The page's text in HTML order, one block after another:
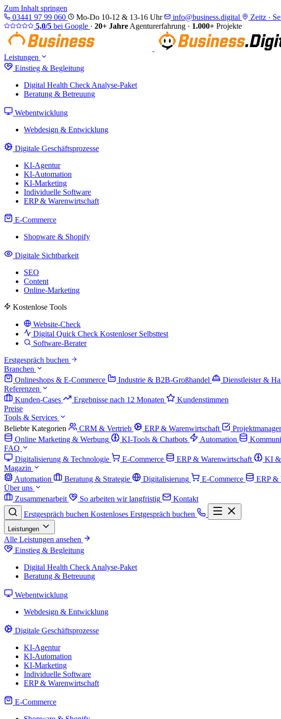
Zum Inhalt springen
03441 97 99 060
Mo-Do 10-12 & 13-16 Uhr info@business.digital
Zeitz ·
5,0/5 bei Google · 20+ Jahre Agenturerfahrung · 1.000+ Projekte
Leistungen
Einstieg & Begleitung
Digital Health Check Analyse-Paket
Beratung & Betreuung
Webentwicklung
Webdesign & Entwicklung
Digitale Geschäftsprozesse
KI-Agentur
KI-Automation
KI-Marketing
Individuelle Software
ERP & Warenwirtschaft
E-Commerce
Shopware & Shopify
Digitale Sichtbarkeit
SEO
Content
Online-Marketing
Kostenlose Tools
Website-Check
Digital Quick Check Kostenloser Selbsttest
Software-Berater
Erstgespräch buchen
Branchen
Onlineshops & E-Commerce
Industrie & B2B-Großhandel Dienstleister &
Referenzen
Kunden-Cases
Ergebnisse nach 12 Monaten
Kundenstimmen
Preise
Tools & Services
Beliebte Kategorien
CRM & Vertrieb ERP & Warenwirtschaft
Online Marketing & Werbung
KI-Tools & Chatbots Automation
FAQ
Digitalisierung & Technologie
E-Commerce ERP & Warenwirtschaft KI &
Magazin
Automation
Beratung & Strategie Digitalisierung E-Commerce ERP &
Über uns
Zusammenarbeit
So arbeiten wir langfristig
Kontakt
Erstgespräch buchen Kostenloses Erstgespräch buchen
Leistungen
Alle Leistungen ansehen
Einstieg & Begleitung
Digital Health Check Analyse-Paket
Beratung & Betreuung
Webentwicklung
Webdesign & Entwicklung
Digitale Geschäftsprozesse
KI-Agentur
KI-Automation
KI-Marketing
Individuelle Software
ERP & Warenwirtschaft
E-Commerce